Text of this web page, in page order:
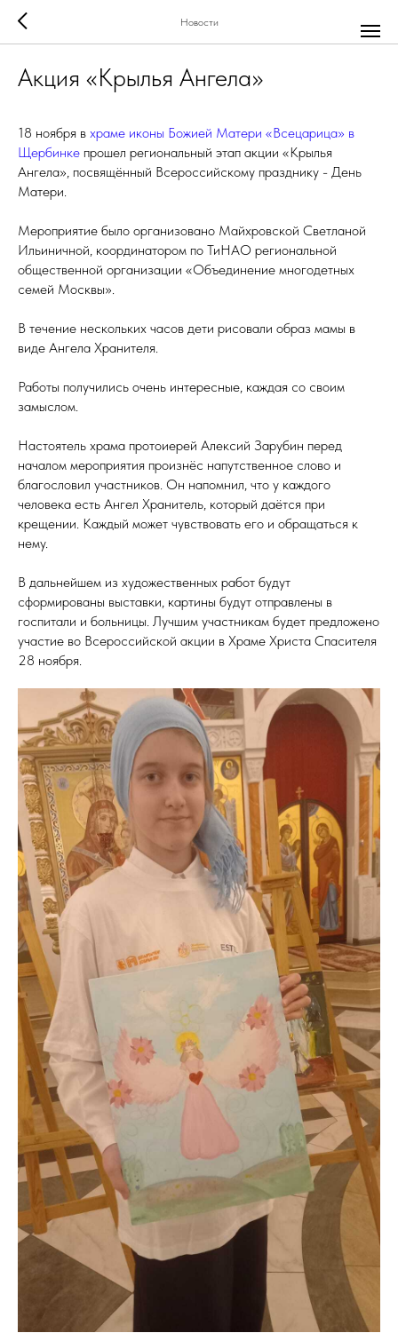
Новости
Акция «Крылья Ангела»
18 ноября в храме иконы Божией Матери «Всецарица» в
Щербинке прошел региональный этап акции «Крылья
Ангела», посвящённый Всероссийскому празднику - День
Матери.
Мероприятие было организовано Майхровской Светланой
Ильиничной, координатором по ТиНАО региональной
общественной организации «Объединение многодетных
семей Москвы».
В течение нескольких часов дети рисовали образ мамы в
виде Ангела Хранителя.
Работы получились очень интересные, каждая со своим
замыслом.
Настоятель храма протоиерей Алексий Зарубин перед
началом мероприятия произнёс напутственное слово и
благословил участников. Он напомнил, что у каждого
человека есть Ангел Хранитель, который даётся при
крещении. Каждый может чувствовать его и обращаться к
нему.
В дальнейшем из художественных работ будут
сформированы выставки, картины будут отправлены в
госпитали и больницы. Лучшим участникам будет предложено
участие во Всероссийской акции в Храме Христа Спасителя
28 ноября.